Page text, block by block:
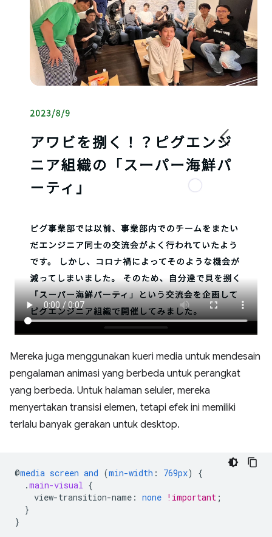
Mereka juga menggunakan kueri media untuk mendesain
pengalaman animasi yang berbeda untuk perangkat
yang berbeda. Untuk halaman seluler, mereka
menyertakan transisi elemen, tetapi efek ini memiliki
terlalu banyak gerakan untuk desktop.
@media screen and (min-width : 769px)
{
.main-visual {
view-transition-name : none !important ;
}
}